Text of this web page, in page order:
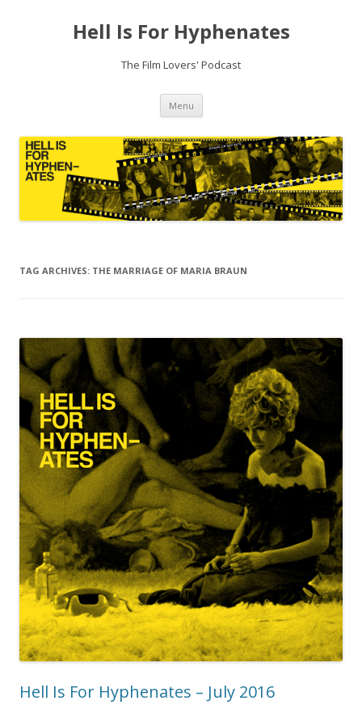
Hell Is For Hyphenates
The Film Lovers' Podcast
Menu Skip
content
TAG ARCHIVES: THE MARRIAGE OF MARIA BRAUN
Hell Is For Hyphenates – July 2016